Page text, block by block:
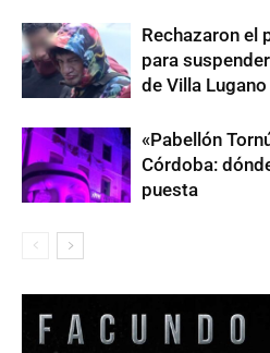
Rechazaron el
para
de Villa Lugano
«Pabellón
Córdoba:
puesta